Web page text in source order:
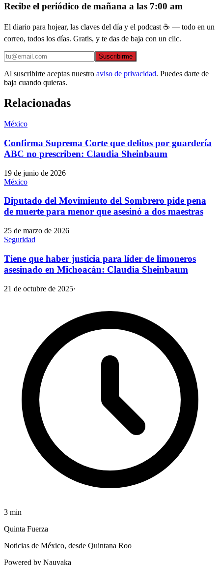
Recibe el periódico de mañana a las 7:00 am
El diario para hojear, las claves del día y el podcast ☕ — todo en un
correo, todos los días. Gratis, y te das de baja con un clic.
Suscribirme
Al suscribirte aceptas nuestro aviso de privacidad. Puedes darte de
baja cuando quieras.
Relacionadas
México
Confirma Suprema Corte que delitos por guardería
ABC no prescriben: Claudia Sheinbaum
19 de junio de 2026
México
Diputado del Movimiento del Sombrero pide pena
de muerte para menor que asesinó a dos maestras
25 de marzo de 2026
Seguridad
Tiene que haber justicia para líder de limoneros
asesinado en Michoacán: Claudia Sheinbaum
21 de octubre de 2025·
3 min
Quinta Fuerza
Noticias de México, desde Quintana Roo
Powered by Nauyaka